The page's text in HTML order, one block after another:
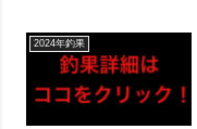
2024年釣果